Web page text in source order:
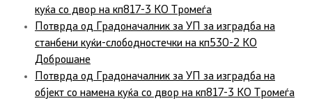
куќа со двор на кп817-3 КО Тромеѓа
Потврда од Градоначалник за УП за изградба на
станбени куќи-слободностечки на кп530-2 КО
Доброшане
Потврда од Градоначалник за УП за изградба на
објект со намена куќа со двор на кп817-3 КО Тромеѓа